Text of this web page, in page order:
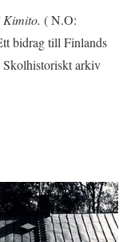
Kimito. ( N.O:
bidrag till Finlands
Skolhistoriskt arkiv